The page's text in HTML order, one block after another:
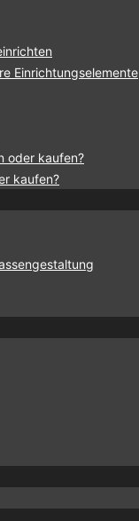
Einrichtungselemente
oder kaufen?
kaufen?